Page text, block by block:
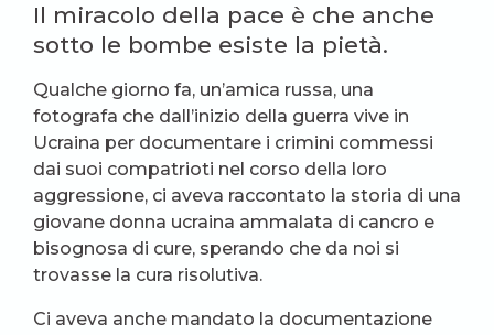
Il miracolo della pace è che anche
sotto le bombe esiste la pietà.
Qualche giorno fa, un’amica russa, una
fotografa che dall’inizio della guerra vive in
Ucraina per documentare i crimini commessi
dai suoi compatrioti nel corso della loro
aggressione, ci aveva raccontato la storia di una
giovane donna ucraina ammalata di cancro e
bisognosa di cure, sperando che da noi si
trovasse la cura risolutiva.
Ci aveva anche mandato la documentazione